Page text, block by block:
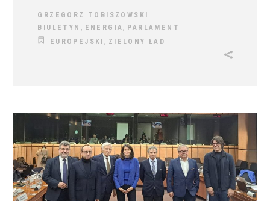
GRZEGORZ TOBISZOWSKI
BIULETYN , ENERGIA, PARLAMENT
EUROPEJSKI , ZIELONY ŁAD